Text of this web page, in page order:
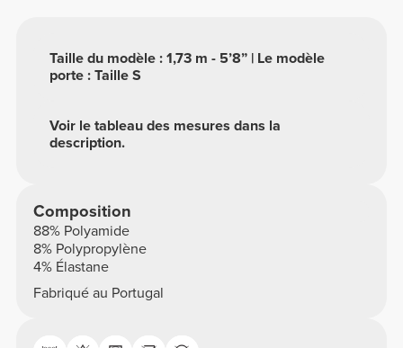
Voir le tableau des mesures dans la
description.
Taille du modèle : 1,73 m - 5’8” | Le modèle
porte : Taille S
Composition
88% Polyamide
8% Polypropylène
4% Élastane
Fabriqué au Portugal